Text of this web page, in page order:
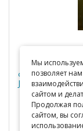
Мы
позволяет
сайтом и
Продолжая
сайтом, вы
Фильтр
JIUDING